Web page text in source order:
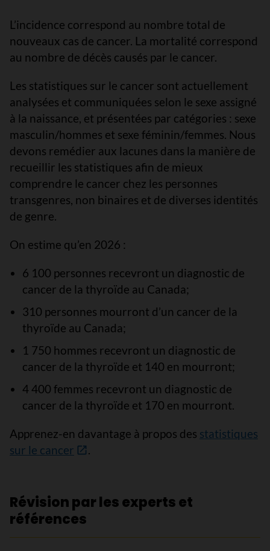
L’incidence correspond au nombre total de
nouveaux cas de cancer. La mortalité correspond
au nombre de décès causés par le cancer.
Les statistiques sur le cancer sont actuellement
analysées et communiquées selon le sexe assigné
à la naissance, et présentées par catégories : sexe
masculin/hommes et sexe féminin/femmes. Nous
devons remédier aux lacunes dans la manière de
recueillir les statistiques afin de mieux
comprendre le cancer chez les personnes
transgenres, non binaires et de diverses identités
de genre.
On estime qu’en 2026 :
6 100 personnes recevront un diagnostic de
cancer de la thyroïde au Canada;
310 personnes mourront d’un cancer de la
thyroïde au Canada;
1 750 hommes recevront un diagnostic de
cancer de la thyroïde et 140 en mourront;
4 400 femmes recevront un diagnostic de
cancer de la thyroïde et 170 en mourront.
Apprenez-en davantage à propos des statistiques
sur le cancer
.
Révision par les experts et
références